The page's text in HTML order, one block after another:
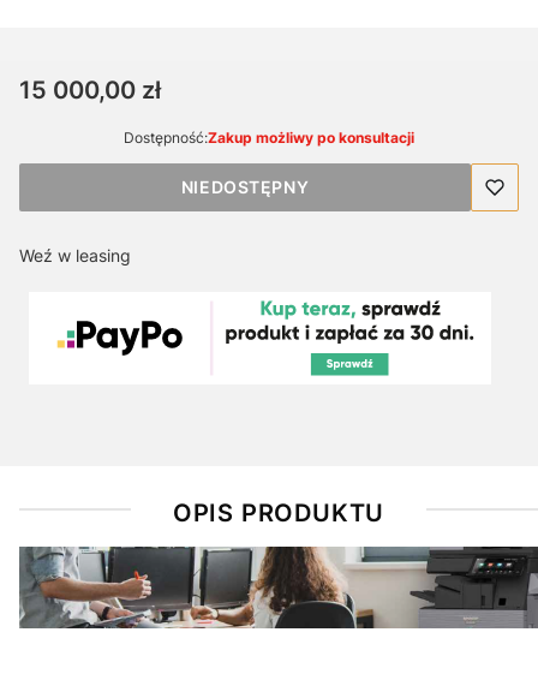
Cena
15 000,00 zł
Dostępność:Zakup możliwy po konsultacji
NIEDOSTĘPNY
Weź w leasing
OPIS PRODUKTU